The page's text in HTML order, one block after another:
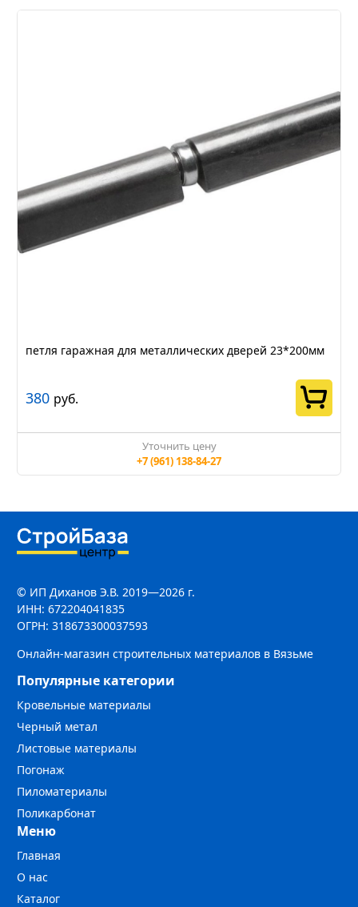
петля гаражная для металлических дверей 23*200мм
380 руб.
Уточнить цену
+7 (961) 138-84-27
© ИП Диханов Э.В. 2019—2026 г.
ИНН: 672204041835
ОГРН: 318673300037593
Онлайн-магазин строительных материалов в Вязьме
Популярные категории
Кровельные материалы
Черный метал
Листовые материалы
Погонаж
Пиломатериалы
Поликарбонат
Меню
Главная
О нас
Каталог